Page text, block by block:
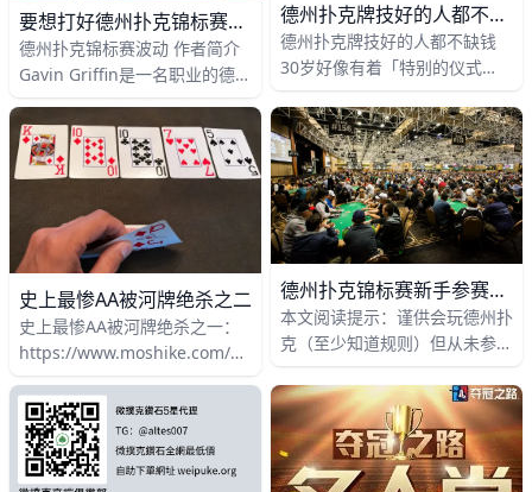
要想打好德州扑克锦标赛，学会拥抱波动才能突破瓶颈
德州扑克锦标赛波动 作者简介
Gavin Griffin是一名职业的德州
同时获得WSOP、WPT和EPT冠
军头衔的玩家，目前为
德州扑克牌技好的人都不缺钱
德州扑克牌技好的人都不缺钱
30岁好像有着「特别的仪式
人生30岁这一年做出一些“重大
决定”。比如，有的人选择继续
漂
史上最惨AA被河牌绝杀之二
史上最惨AA被河牌绝杀之一：
https://www.moshike.com/a/501.html
Affleck
德州扑克锦标赛新手参赛指南
本文阅读提示：谨供会玩德州扑
克（至少知道规则）但从未参加
（无论是SNG单桌锦标赛或
MTT多桌锦标赛）的朋友参
考，我